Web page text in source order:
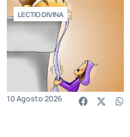
LECTIO DIVINA
10 Agosto 2026